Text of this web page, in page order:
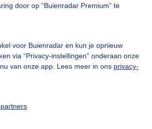
door op “Buienradar Premium” te
voor Buienradar en kun je opnieuw
via “Privacy-instellingen” onderaan onze
van onze app. Lees meer in ons privacy-